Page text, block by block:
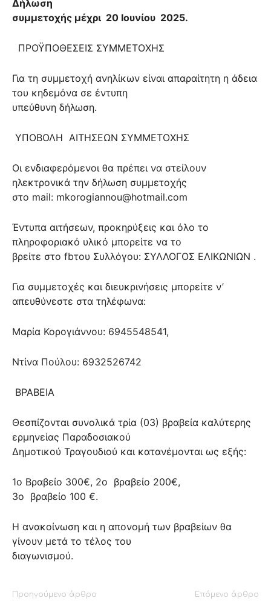
Δήλωση
συμμετοχής μέχρι 20 Ιουνίου 2025.
ΠΡΟΫΠΟΘΕΣΕΙΣ ΣΥΜΜΕΤΟΧΗΣ
Για τη συμμετοχή ανηλίκων είναι απαραίτητη η άδεια
του κηδεμόνα σε έντυπη
υπεύθυνη δήλωση.
ΥΠΟΒΟΛΗ ΑΙΤΗΣΕΩΝ ΣΥΜΜΕΤΟΧΗΣ
Οι ενδιαφερόμενοι θα πρέπει να στείλουν
ηλεκτρονικά την δήλωση συμμετοχής
στο mail: mkorogiannou@hotmail.com
Έντυπα αιτήσεων, προκηρύξεις και όλο το
πληροφοριακό υλικό μπορείτε να το
βρείτε στο fbτου Συλλόγου: ΣΥΛΛΟΓΟΣ ΕΛΙΚΩΝΙΩΝ .
Για συμμετοχές και διευκρινήσεις μπορείτε ν’
απευθύνεστε στα τηλέφωνα:
Μαρία Κορογιάννου: 6945548541,
Ντίνα Πούλου: 6932526742
ΒΡΑΒΕΙΑ
Θεσπίζονται συνολικά τρία (03) βραβεία καλύτερης
ερμηνείας Παραδοσιακού
Δημοτικού Τραγουδιού και κατανέμονται ως εξής:
1ο Βραβείο 300€, 2ο βραβείο 200€,
3ο βραβείο 100 €.
Η ανακοίνωση και η απονομή των βραβείων θα
γίνουν μετά το τέλος του
διαγωνισμού.
Προηγούμενο άρθρο Επόμενο άρθρο